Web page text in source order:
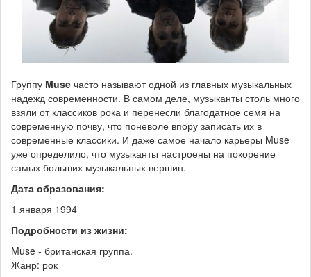
Группу Muse часто называют одной из главных музыкальных
надежд современности. В самом деле, музыканты столь много
взяли от классиков рока и перенесли благодатное семя на
современную почву, что поневоле впору записать их в
современные классики. И даже самое начало карьеры Muse
уже определило, что музыканты настроены на покорение
самых больших музыкальных вершин.
Дата образования:
1 января 1994
Подробности из жизни:
Muse - британская группа.
Жанр: рок